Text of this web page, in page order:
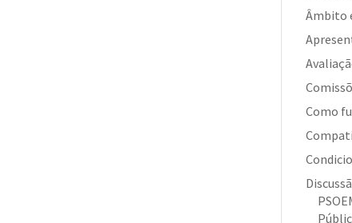
Âmbito
Como